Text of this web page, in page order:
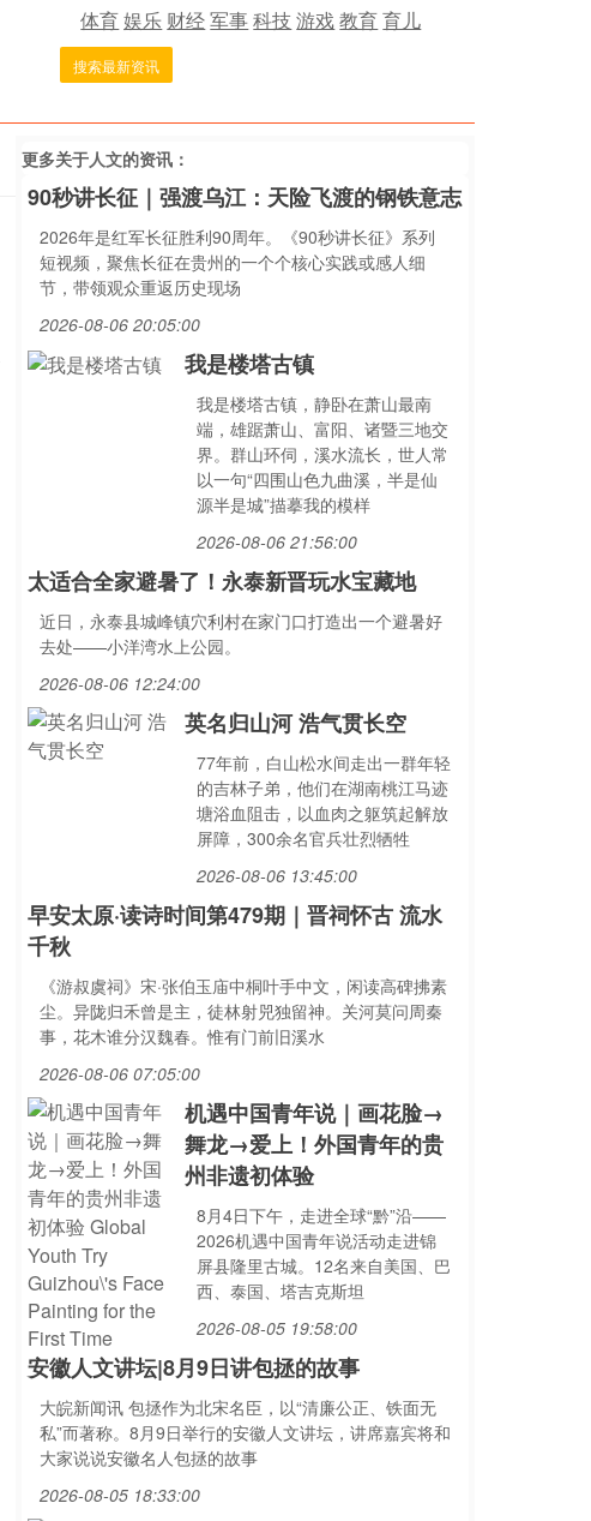
体育娱乐 财经军事科技游戏教育育儿
搜索最新资讯
更多关于人文的资讯：
90秒讲长征｜强渡乌江：天险飞渡的钢铁意志
2026年是红军长征胜利90周年。《90秒讲长征》系列
短视频，聚焦长征在贵州的一个个核心实践或感人细
节，带领观众重返历史现场
2026-08-06 20:05:00
我是楼塔古镇
我是楼塔古镇，静卧在萧山最南
端，雄踞萧山、富阳、诸暨三地交
界。群山环伺，溪水流长，世人常
以一句“四围山色九曲溪，半是仙
源半是城”描摹我的模样
2026-08-06 21:56:00
太适合全家避暑了！永泰新晋玩水宝藏地
近日，永泰县城峰镇穴利村在家门口打造出一个避暑好
去处——小洋湾水上公园。
2026-08-06 12:24:00
英名归山河 浩气贯长空
77年前，白山松水间走出一群年轻
的吉林子弟，他们在湖南桃江马迹
塘浴血阻击，以血肉之躯筑起解放
屏障，300余名官兵壮烈牺牲
2026-08-06 13:45:00
早安太原·读诗时间第479期｜晋祠怀古 流水
千秋
《游叔虞祠》宋·张伯玉庙中桐叶手中文，闲读高碑拂素
尘。异陇归禾曾是主，徒林射兕独留神。关河莫问周秦
事，花木谁分汉魏春。惟有门前旧溪水
2026-08-06 07:05:00
机遇中国青年说｜画花脸→
舞龙→爱上！外国青年的贵
州非遗初体验
8月4日下午，走进全球“黔”沿——
2026机遇中国青年说活动走进锦
屏县隆里古城。12名来自美国、巴
西、泰国、塔吉克斯坦
2026-08-05 19:58:00
安徽人文讲坛|8月9日讲包拯的故事
大皖新闻讯 包拯作为北宋名臣，以“清廉公正、铁面无
私”而著称。8月9日举行的安徽人文讲坛，讲席嘉宾将和
大家说说安徽名人包拯的故事
2026-08-05 18:33:00